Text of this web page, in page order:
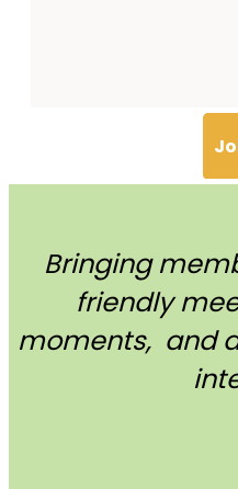
Bringing
friendly
moments, and